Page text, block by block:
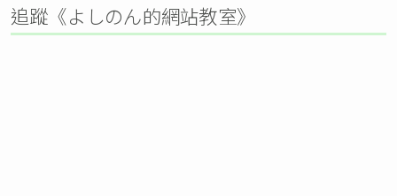
追蹤《よしのん的網站教室》